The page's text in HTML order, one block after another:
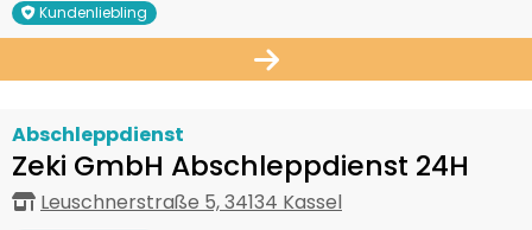
Kundenliebling
Abschleppdienst
Zeki GmbH Abschleppdienst 24H
Leuschnerstraße 5, 34134 Kassel